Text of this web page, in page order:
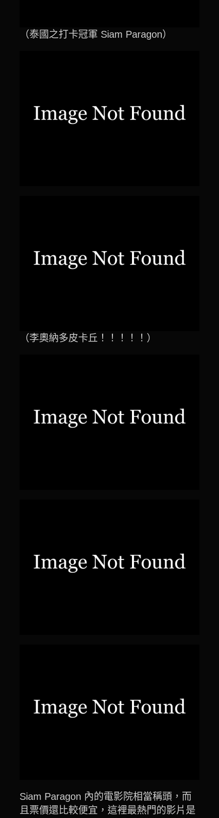
（泰國之打卡冠軍 Siam Paragon）
（李奧納多皮卡丘！！！！！）
Siam Paragon 內的電影院相當稱頭，而
且票價還比較便宜，這裡最熱門的影片是